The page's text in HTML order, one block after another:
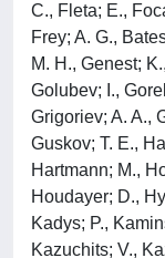
C., Fleta; E.,
Frey; A. G.,
M. H., Genest;
Golubev; I.,
Grigoriev; A. A.,
Guskov; T. E.,
Hartmann; M.,
Houdayer; D.,
Kadys; P.,
Kazuchits; V.,